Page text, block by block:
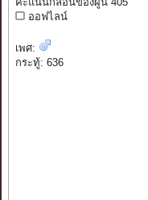
ออฟไลน์
เพศ:
กระทู้: 636